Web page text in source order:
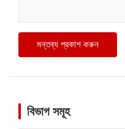
বিভাগ সমূহ